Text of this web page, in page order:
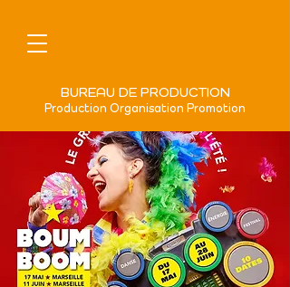
BUREAU DE PRODUCTION
Production Organisation Promotion